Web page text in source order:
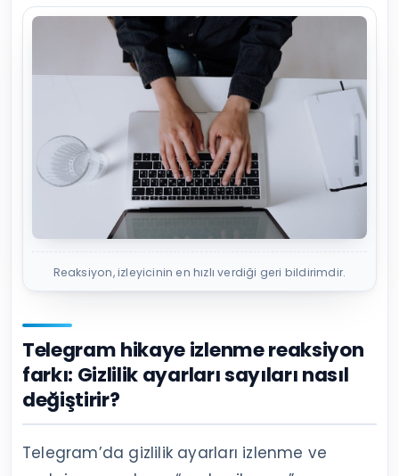
Reaksiyon, izleyicinin en hızlı verdiği geri bildirimdir.
Telegram hikaye izlenme reaksiyon
farkı: Gizlilik ayarları sayıları nasıl
değiştirir?
Telegram’da gizlilik ayarları izlenme ve